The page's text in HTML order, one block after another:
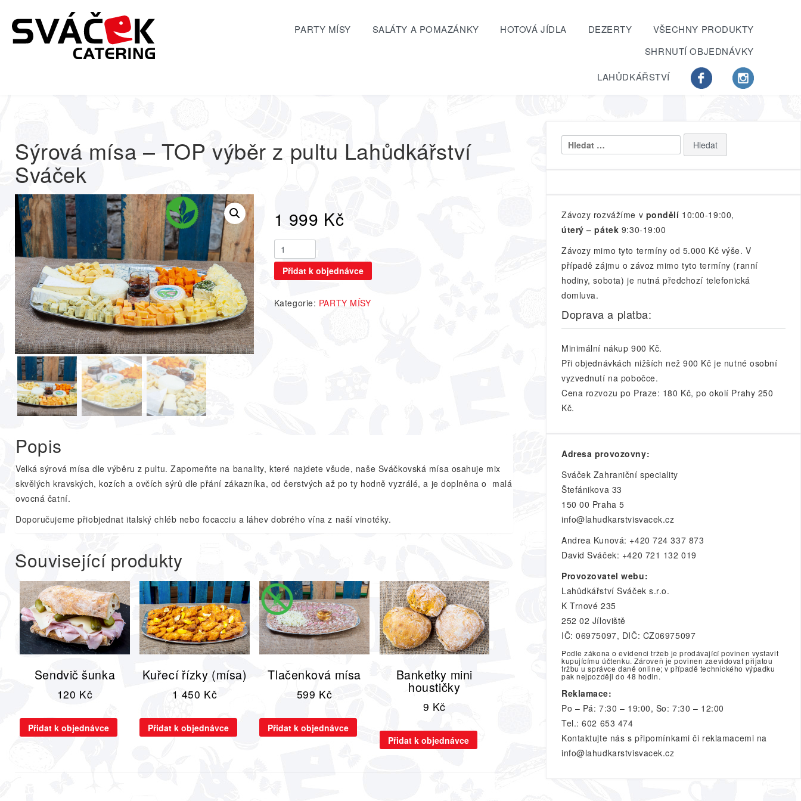
PARTY MÍSY SALÁTY A POMAZÁNKY HOTOVÁ JÍDLA DEZERTY
VŠECHNY PRODUKTY
SHRNUTÍ OBJEDNÁVKY
LAHŮDKÁŘSTVÍ
Sýrová mísa – TOP výběr z pultu Lahůdkářství
Sváček
1 999 Kč
Sýrová
mísa
TOP
z
Přidat k objednávce
Kategorie: PARTY MÍSY
Popis
Velká sýrová mísa dle výběru z pultu. Zapomeňte na banality, které najdete všude, naše Sváčkovská mísa osahuje mix
skvělých kravských, kozích a ovčích sýrů dle přání zákazníka, od čerstvých až po ty hodně vyzrálé, a je doplněna o malá
ovocná čatní.
Doporučujeme přiobjednat italský chléb nebo focacciu a láhev dobrého vína z naší vinotéky.
Související produkty
Sendvič šunka
120 Kč
Přidat k objednávce
Kuřecí řízky (mísa)
1 450 Kč
Přidat k objednávce
Tlačenková mísa
599 Kč
Přidat k objednávce
Banketky mini
houstičky
9 Kč
Přidat k objednávce
Vyhledávání
Závozy rozvážíme v pondělí 10:00-19:00,
úterý – pátek 9:30-19:00
Závozy mimo tyto termíny od 5.000 Kč výše. V
případě zájmu o závoz mimo tyto termíny (ranní
hodiny, sobota) je nutná předchozí telefonická
domluva.
Doprava a platba:
Minimální nákup 900 Kč.
Při objednávkách nižších než 900 Kč je nutné osobní
vyzvednutí na pobočce.
Cena rozvozu po Praze: 180 Kč, po okolí Prahy 250
Kč.
Adresa provozovny:
Sváček Zahraniční speciality
Štefánikova 33
150 00 Praha 5
info@lahudkarstvisvacek.cz
Andrea Kunová: +420 724 337 873
David Sváček: +420 721 132 019
Provozovatel webu:
Lahůdkářství Sváček s.r.o.
K Trnové 235
252 02 Jíloviště
IČ: 06975097, DIČ: CZ06975097
Podle zákona o evidenci tržeb je prodávající povinen vystavit
kupujícímu účtenku. Zároveň je povinen zaevidovat přijatou
tržbu u správce daně online; v případě technického výpadku
pak nejpozději do 48 hodin.
Reklamace:
Po – Pá: 7:30 – 19:00, So: 7:30 – 12:00
Tel.: 602 653 474
Kontaktujte nás s připomínkami či reklamacemi na
info@lahudkarstvisvacek.cz